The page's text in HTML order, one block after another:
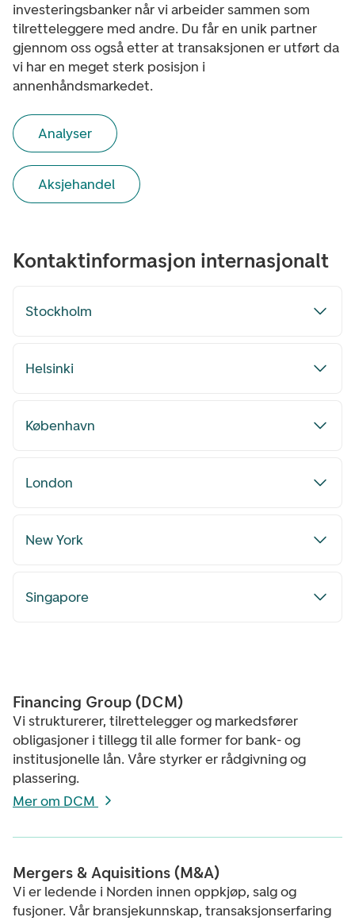
investeringsbanker når vi arbeider sammen som
tilretteleggere med andre. Du får en unik partner
gjennom oss også etter at transaksjonen er utført da
vi har en meget sterk posisjon i
annenhåndsmarkedet.
Analyser
Aksjehandel
Kontaktinformasjon internasjonalt
Stockholm
Helsinki
København
London
New York
Singapore
Financing Group (DCM)
Vi strukturerer, tilrettelegger og markedsfører
obligasjoner i tillegg til alle former for bank- og
institusjonelle lån. Våre styrker er rådgivning og
plassering.
Mer om DCM
Mergers & Aquisitions (M&A)
Vi er ledende i Norden innen oppkjøp, salg og
fusjoner. Vår bransjekunnskap, transaksjonserfaring